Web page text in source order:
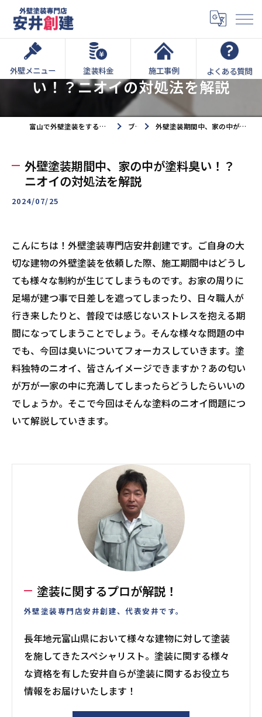
外壁メニュー 塗装料金 施工事例 よくある質問
外壁塗装期間中、家の中が塗料臭
い！？ニオイの対処法を解説
富山で外壁塗装をするなら外壁塗装専門店安井創建へ ブログ 外壁塗装期間中、家の中が塗料臭い！？ニオイの対処法を解説
外壁塗装期間中、家の中が塗料臭い！？
ニオイの対処法を解説
2024/07/25
こんにちは！外壁塗装専門店安井創建です。ご自身の大
切な建物の外壁塗装を依頼した際、施工期間中はどうし
ても様々な制約が生じてしまうものです。お家の周りに
足場が建つ事で日差しを遮ってしまったり、日々職人が
行き来したりと、普段では感じないストレスを抱える期
間になってしまうことでしょう。そんな様々な問題の中
でも、今回は臭いについてフォーカスしていきます。塗
料独特のニオイ、皆さんイメージできますか？あの匂い
が万が一家の中に充満してしまったらどうしたらいいの
でしょうか。そこで今回はそんな塗料のニオイ問題につ
いて解説していきます。
塗装に関するプロが解説！
外壁塗装専門店安井創建、代表安井です。
長年地元富山県において様々な建物に対して塗装
を施してきたスペシャリスト。塗装に関する様々
な資格を有した安井自らが塗装に関するお役立ち
情報をお届けいたします！